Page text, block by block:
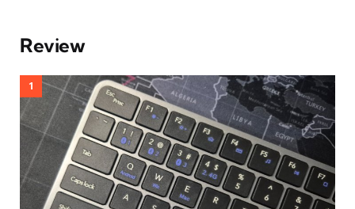
Review